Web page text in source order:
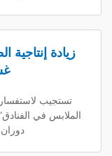
إنتاجية الطي ثلاث
غسيل تجارية
لاستفسارات "ماكينة
الفنادق"، مستهدفة
دوران أسرع خلال